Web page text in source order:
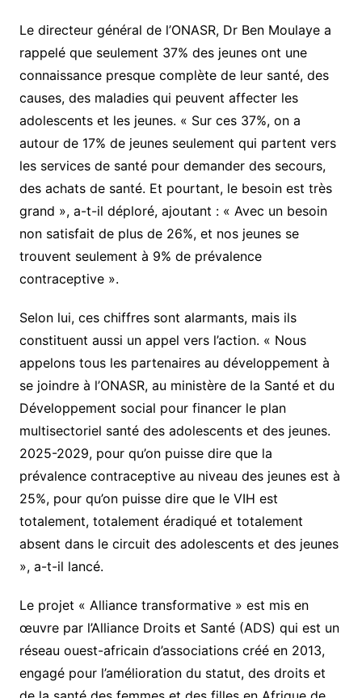
Le directeur général de l’ONASR, Dr Ben Moulaye a
rappelé que seulement 37% des jeunes ont une
connaissance presque complète de leur santé, des
causes, des maladies qui peuvent affecter les
adolescents et les jeunes. « Sur ces 37%, on a
autour de 17% de jeunes seulement qui partent vers
les services de santé pour demander des secours,
des achats de santé. Et pourtant, le besoin est très
grand », a-t-il déploré, ajoutant : « Avec un besoin
non satisfait de plus de 26%, et nos jeunes se
trouvent seulement à 9% de prévalence
contraceptive ».
Selon lui, ces chiffres sont alarmants, mais ils
constituent aussi un appel vers l’action. « Nous
appelons tous les partenaires au développement à
se joindre à l’ONASR, au ministère de la Santé et du
Développement social pour financer le plan
multisectoriel santé des adolescents et des jeunes.
2025-2029, pour qu’on puisse dire que la
prévalence contraceptive au niveau des jeunes est à
25%, pour qu’on puisse dire que le VIH est
totalement, totalement éradiqué et totalement
absent dans le circuit des adolescents et des jeunes
», a-t-il lancé.
Le projet « Alliance transformative » est mis en
œuvre par l’Alliance Droits et Santé (ADS) qui est un
réseau ouest-africain d’associations créé en 2013,
engagé pour l’amélioration du statut, des droits et